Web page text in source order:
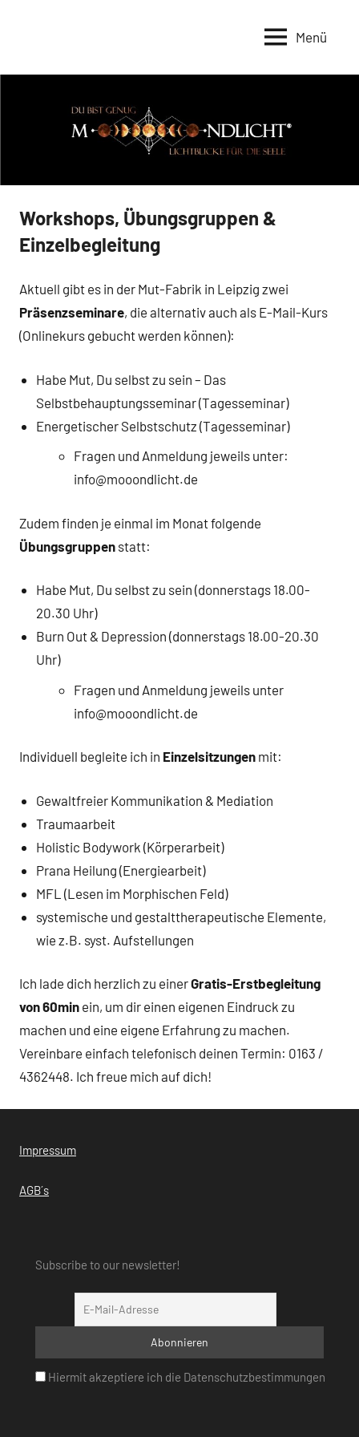
Menü
Workshops, Übungsgruppen &
Einzelbegleitung
Aktuell gibt es in der Mut-Fabrik in Leipzig zwei
Präsenzseminare, die alternativ auch als E-Mail-Kurs
(Onlinekurs gebucht werden können):
Habe Mut, Du selbst zu sein – Das
Selbstbehauptungsseminar (Tagesseminar)
Energetischer Selbstschutz (Tagesseminar)
Fragen und Anmeldung jeweils unter:
info@mooondlicht.de
Zudem finden je einmal im Monat folgende
Übungsgruppen statt:
Habe Mut, Du selbst zu sein (donnerstags 18.00-
20.30 Uhr)
Burn Out & Depression (donnerstags 18.00-20.30
Uhr)
Fragen und Anmeldung jeweils unter
info@mooondlicht.de
Individuell begleite ich in Einzelsitzungen mit:
Gewaltfreier Kommunikation & Mediation
Traumaarbeit
Holistic Bodywork (Körperarbeit)
Prana Heilung (Energiearbeit)
MFL (Lesen im Morphischen Feld)
systemische und gestalttherapeutische Elemente,
wie z.B. syst. Aufstellungen
Ich lade dich herzlich zu einerGratis-Erstbegleitung
von 60min ein, um dir einen eigenen Eindruck zu
machen und eine eigene Erfahrung zu machen.
Vereinbare einfach telefonisch deinen Termin: 0163 /
4362448. Ich freue mich auf dich!
Impressum
AGB´s
Subscribe to our newsletter!
Hiermit akzeptiere ich die Datenschutzbestimmungen